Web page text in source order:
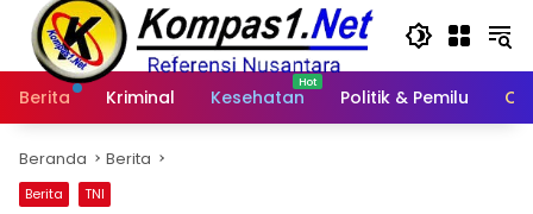
Langsung
konten
Berita
Kriminal Kesehatan Politik & Pemilu
Beranda Berita
Berita TNI